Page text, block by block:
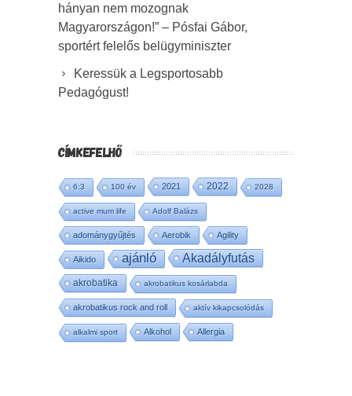
hányan nem mozognak
Magyarországon!” – Pósfai Gábor,
sportért felelős belügyminiszter
Keressük a Legsportosabb
Pedagógust!
CÍMKEFELHŐ
6:3 100 év 2021 2022 2028
active mum life Adolf Balázs
adománygyűjtés Aerobik Agility
Aikido ajánló Akadályfutás
akrobatika akrobatikus kosárlabda
akrobatikus rock and roll aktív kikapcsolódás
alkalmi sport Alkohol Allergia